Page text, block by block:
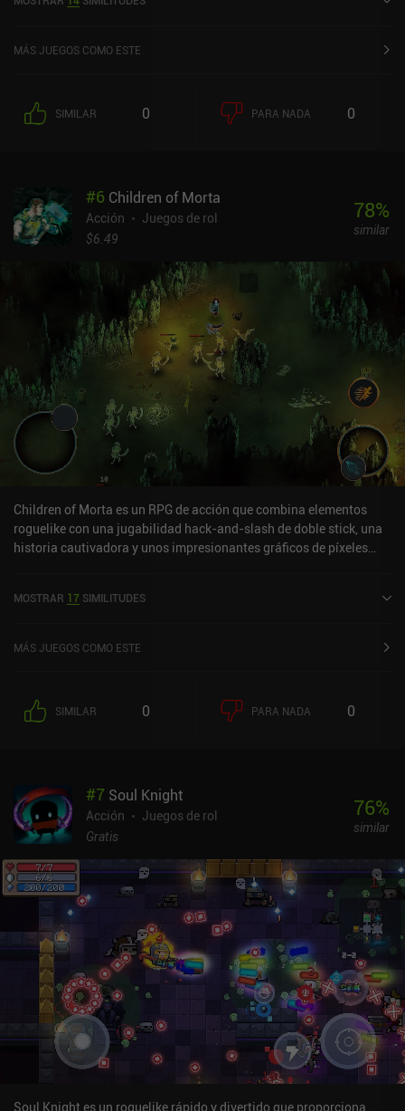
lanzó en enero de 2023 y tiene una valoración actual de 4,1 sobre
MÁS JUEGOS COMO ESTE
SIMILAR 0 PARA NADA 0
#6 Children of Morta
Acción
Juegos de rol
$6.49
78%
similar
Children of Morta es un RPG de acción que combina elementos
roguelike con una jugabilidad hack-and-slash de doble stick, una
historia cautivadora y unos impresionantes gráficos de píxeles
familia Bergson, sus protectores, descubren que ha resurgido una
realmente hace que el juego destaque es su enfoque en esta
de Bastion. Al principio de cada partida, se nos pide que elijamos
entre ocho personajes jugables y nos adentramos en mazmorras
los antiguos juegos de Diablo. Por el camino, desbloqueamos
habilidades permanentes y potenciadores temporales, y
recogemos oro para mejoras fuera de la batalla, todo ello para
recorrido no dura demasiado y a menudo hace avanzar la historia,
incluso cuando no completamos la mazmorra, dando la sensación
de que siempre estamos progresando. También podemos
desbloquear "Pruebas familiares", un modo roguelike más
tradicional en el que todo el progreso se pierde cuando morimos. A
veces, la escritura parece demasiado pequeña para la pantalla de
un móvil, pero el mayor inconveniente es la disposición estándar
de los controles táctiles, que realmente me descolocó. Por suerte,
los controles se pueden personalizar, lo cual recomiendo, y
también se admiten mandos Bluetooth. A pesar de los defectos,
puedo decir que los fans de Diablo, los RPG de acción y los
roguelikes se sentirán como en casa. Children of Morta cuesta 6,99
$ e incluye todos los contenidos descargables.
MOSTRAR 17 SIMILITUDES
MÁS JUEGOS COMO ESTE
SIMILAR 0 PARA NADA 0
#7 Soul Knight
Acción
Juegos de rol
Gratis
76%
similar
Soul Knight es un roguelike rápido y divertido que proporciona